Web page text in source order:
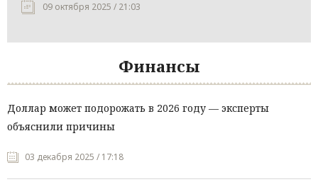
09 октября 2025 / 21:03
Финансы
Доллар может подорожать в 2026 году — эксперты
объяснили причины
03 декабря 2025 / 17:18